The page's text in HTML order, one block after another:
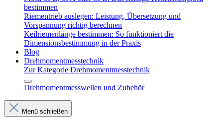
bestimmen
Riementrieb auslegen: Leistung, Übersetzung und
Vorspannung richtig berechnen
Keilriemenlänge bestimmen: So funktioniert die
Dimensionsbestimmung in der Praxis
Blog
Drehmomentmesstechnik
Zur Kategorie Drehmomentmesstechnik
Drehmomentmesswellen und Zubehör
Menü schließen